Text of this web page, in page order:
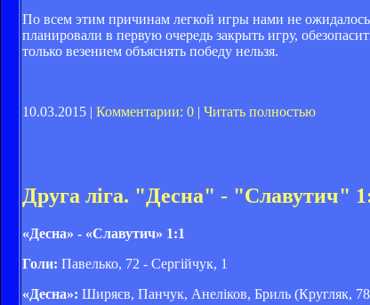
По всем этим причинам легкой игры нами не
планировали в первую очередь закрыть игру,
только везением объяснять победу нельзя.
10.03.2015 | Комментарии: 0 | Читать полностью
Друга ліга. "Десна" - "Славутич"
«Десна» - «Славутич» 1:1
Голи: Павелько, 72 - Сергійчук, 1
«Десна»: Ширяєв, Панчук, Анеліков, Бриль (Кругляк,